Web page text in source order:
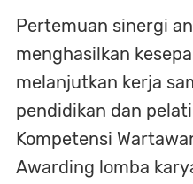
Pertemuan sinergi
menghasilkan
melanjutkan kerja
pendidikan dan
Kompetensi
Awarding lomba